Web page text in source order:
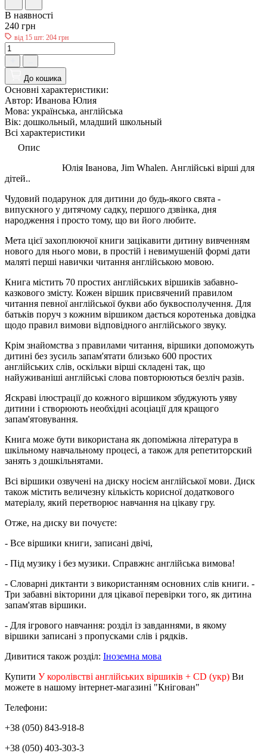
В наявності
240 грн
від 15 шт: 204 грн
До кошика
Основні характеристики:
Автор: Иванова Юлия
Мова: українська, англійська
Вік: дошкольный, младший школьный
Всі характеристики
Опис
Юлія Іванова, Jim Whalen. Англійські вірші для
дітей..
Чудовий подарунок для дитини до будь-якого свята -
випускного у дитячому садку, першого дзвінка, дня
народження і просто тому, що ви його любите.
Мета цієї захоплюючої книги зацікавити дитину вивченням
нового для нього мови, в простій і невимушеній формі дати
маляті перші навички читання англійською мовою.
Книга містить 70 простих англійських віршиків забавно-
казкового змісту. Кожен віршик присвячений правилом
читання певної англійської букви або буквосполучення. Для
батьків поруч з кожним віршиком дається коротенька довідка
щодо правил вимови відповідного англійського звуку.
Крім знайомства з правилами читання, віршики допоможуть
дитині без зусиль запам'ятати близько 600 простих
англійських слів, оскільки вірші складені так, що
найуживаніші англійські слова повторюються безліч разів.
Яскраві ілюстрації до кожного віршиком збуджують уяву
дитини і створюють необхідні асоціації для кращого
запам'ятовування.
Книга може бути використана як допоміжна література в
шкільному навчальному процесі, а також для репетиторский
занять з дошкільнятами.
Всі віршики озвучені на диску носієм англійської мови. Диск
також містить величезну кількість корисної додаткового
матеріалу, який перетворює навчання на цікаву гру.
Отже, на диску ви почуєте:
- Все віршики книги, записані двічі,
- Під музику і без музики. Справжнє англійська вимова!
- Словарні диктанти з використанням основних слів книги. -
Три забавні вікторини для цікавої перевірки того, як дитина
запам'ятав віршики.
- Для ігрового навчання: розділ із завданнями, в якому
віршики записані з пропусками слів і рядків.
Дивитися також розділ: Іноземна мова
Купити У королівстві англійських віршиків + CD (укр) Ви
можете в нашому інтернет-магазині "Кнігован"
Телефони:
+38 (050) 843-918-8
+38 (050) 403-303-3